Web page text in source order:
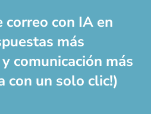
con IA en
más
comunicación más
con un solo clic!)